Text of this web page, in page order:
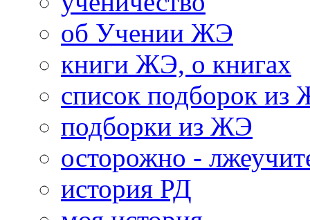
об Учении ЖЭ
книги ЖЭ, о книгах
список подборок из
подборки из ЖЭ
осторожно -
история РД